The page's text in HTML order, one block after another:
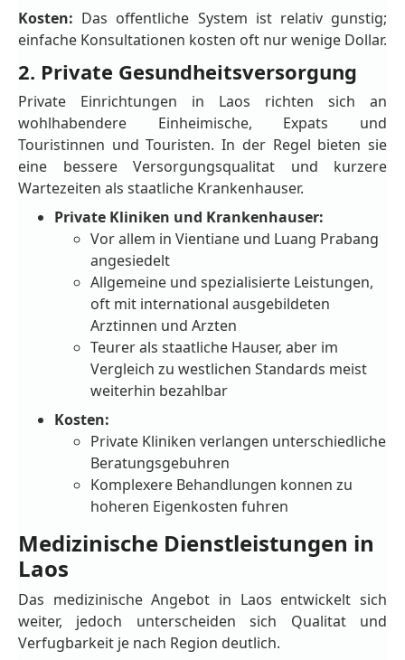
Kosten: Das offentliche System ist relativ gunstig;
einfache Konsultationen kosten oft nur wenige Dollar.
2. Private Gesundheitsversorgung
Private Einrichtungen in Laos richten sich an
wohlhabendere Einheimische, Expats und
Touristinnen und Touristen. In der Regel bieten sie
eine bessere Versorgungsqualitat und kurzere
Wartezeiten als staatliche Krankenhauser.
Private Kliniken und Krankenhauser:
Vor allem in Vientiane und Luang Prabang
angesiedelt
Allgemeine und spezialisierte Leistungen,
oft mit international ausgebildeten
Arztinnen und Arzten
Teurer als staatliche Hauser, aber im
Vergleich zu westlichen Standards meist
weiterhin bezahlbar
Kosten:
Private Kliniken verlangen unterschiedliche
Beratungsgebuhren
Komplexere Behandlungen konnen zu
hoheren Eigenkosten fuhren
Medizinische Dienstleistungen in
Laos
Das medizinische Angebot in Laos entwickelt sich
weiter, jedoch unterscheiden sich Qualitat und
Verfugbarkeit je nach Region deutlich.